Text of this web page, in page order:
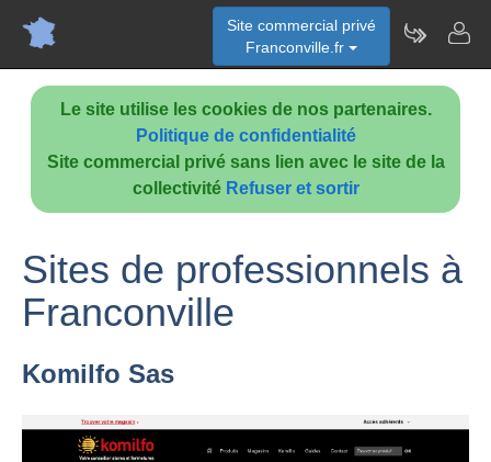
Le site utilise les cookies de nos partenaires.
Politique de confidentialité
Site commercial privé sans lien avec le site de la
collectivité Refuser et sortir
Site commercial privé
Franconville.fr
Sites de professionnels à
Franconville
Komilfo Sas